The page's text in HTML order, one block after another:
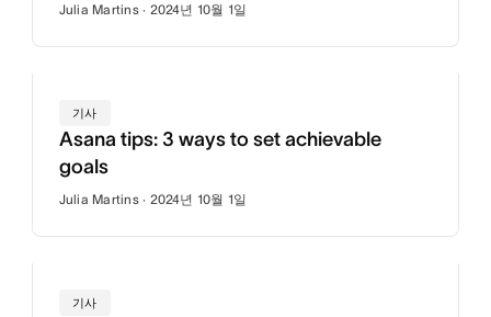
Julia Martins · 2024년 10월 1일
기사
Asana tips: 3 ways to set achievable
goals
Julia Martins · 2024년 10월 1일
기사